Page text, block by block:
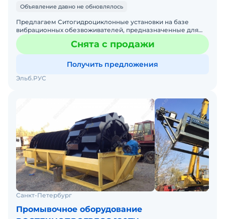
Объявление давно не обновлялось
Предлагаем Ситогидроциклонные установки на базе
вибрационных обезвоживателей, предназначенные для
окончательной очистки пульпы, выходящей после
классификатора (Снята с продажи
Получить предложения
Эльб.РУС
Санкт-Петербург
Промывочное оборудование